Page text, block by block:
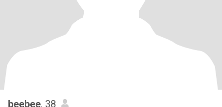
beebee, 38